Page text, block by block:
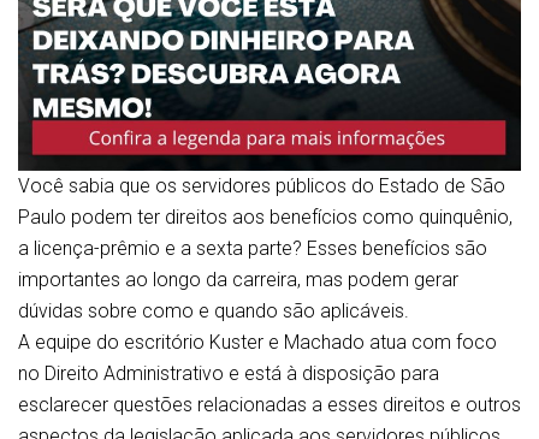
Você sabia que os servidores públicos do Estado de São
Paulo podem ter direitos aos benefícios como quinquênio,
a licença-prêmio e a sexta parte? Esses benefícios são
importantes ao longo da carreira, mas podem gerar
dúvidas sobre como e quando são aplicáveis.
A equipe do escritório Kuster e Machado atua com foco
no Direito Administrativo e está à disposição para
esclarecer questões relacionadas a esses direitos e outros